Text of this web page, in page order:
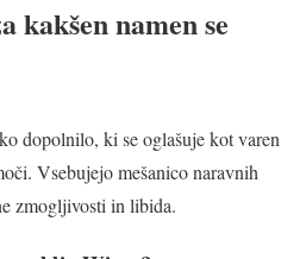
kakšen namen se
dopolnilo, ki se oglašuje kot varen
Vsebujejo mešanico naravnih
zmogljivosti in libida.